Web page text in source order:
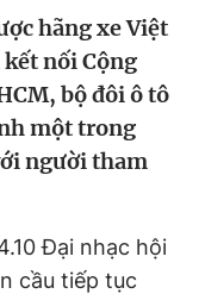
quảng cáo
hãng xe Việt
nối Cộng
bộ đôi ô tô
một trong
người tham
Đại nhạc hội
cầu tiếp tục